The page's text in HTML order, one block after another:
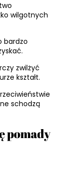
wilgotnych
bardzo
zwilżyć
kształt.
schodzą
pomady